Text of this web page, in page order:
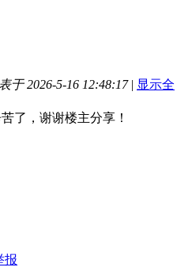
于 2026-5-16 12:48:17 | 显示全
了，谢谢楼主分享！
报